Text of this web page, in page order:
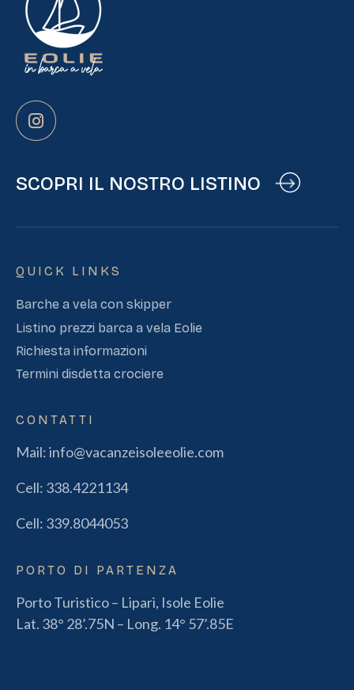
SCOPRI IL NOSTRO LISTINO
QUICK LINKS
Barche a vela con skipper
Listino prezzi barca a vela Eolie
Richiesta informazioni
Termini disdetta crociere
CONTATTI
Mail:info@vacanzeisoleeolie.com
Cell: 338.4221134
Cell: 339.8044053
PORTO DI PARTENZA
Porto Turistico – Lipari, Isole Eolie
Lat. 38° 28’.75N – Long. 14° 57’.85E